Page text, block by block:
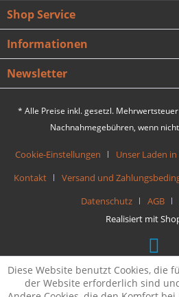
Shop Service
Informationen
Newsletter
* Alle Preise inkl. gesetzl.
Nachnahmegebühren, wenn
Cookie-Einstellungen Unser Laden
Kontakt
Versand und
Datenschutz
AGB
Realisiert mit
Diese Website benutzt Cookies, die
der Website erforderlich sind